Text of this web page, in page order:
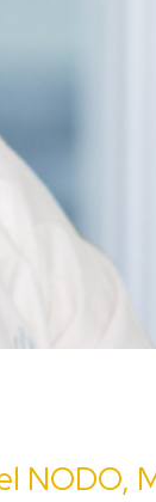
NODO,